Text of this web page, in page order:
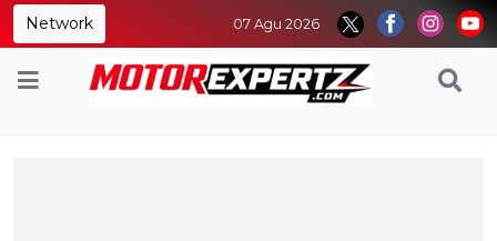
Network 07 Agu 2026